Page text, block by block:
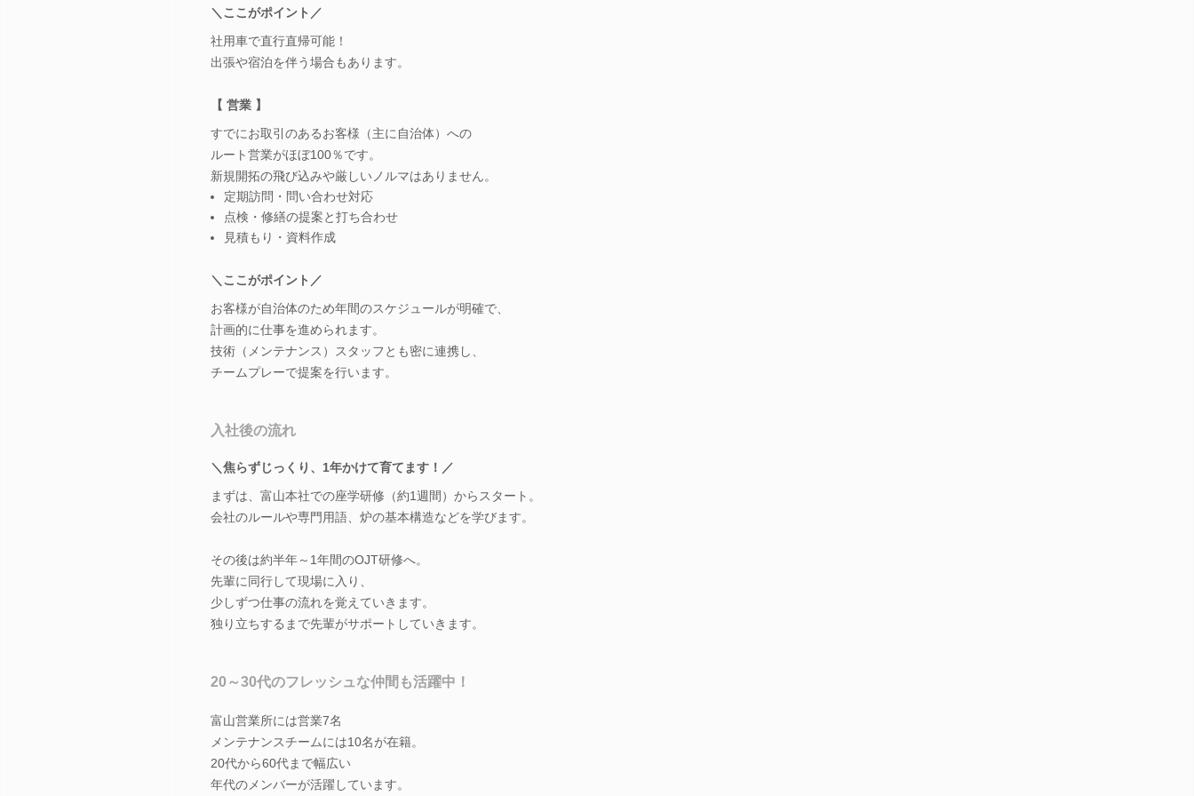
＼ここがポイント／
社用車で直行直帰可能！
出張や宿泊を伴う場合もあります。
【 営業 】
すでにお取引のあるお客様（主に自治体）への
ルート営業がほぼ100％です。
新規開拓の飛び込みや厳しいノルマはありません。
定期訪問・問い合わせ対応
点検・修繕の提案と打ち合わせ
見積もり・資料作成
＼ここがポイント／
お客様が自治体のため年間のスケジュールが明確で、
計画的に仕事を進められます。
技術（メンテナンス）スタッフとも密に連携し、
チームプレーで提案を行います。
入社後の流れ
＼焦らずじっくり、1年かけて育てます！／
まずは、富山本社での座学研修（約1週間）からスタート。
会社のルールや専門用語、炉の基本構造などを学びます。
その後は約半年～1年間のOJT研修へ。
先輩に同行して現場に入り、
少しずつ仕事の流れを覚えていきます。
独り立ちするまで先輩がサポートしていきます。
20～30代のフレッシュな仲間も活躍中！
富山営業所には営業7名
メンテナンスチームには10名が在籍。
20代から60代まで幅広い
年代のメンバーが活躍しています。